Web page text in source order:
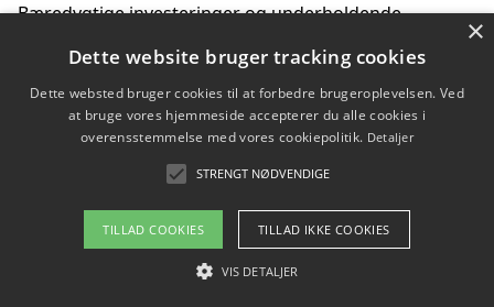
Bæredygtige investeringer og underholdende
Sådan kan online møder for virksomheder fremme
grønne investeringer
Copyright 2026 - Pilanto Aps
Om / kontakt
×
Dette website bruger tracking cookies
Dette websted bruger cookies til at forbedre brugeroplevelsen. Ved
at bruge vores hjemmeside accepterer du alle cookies i
overensstemmelse med vores cookiepolitik. Detaljer
STRENGT NØDVENDIGE
TILLAD COOKIES TILLAD IKKE COOKIES
VIS DETALJER